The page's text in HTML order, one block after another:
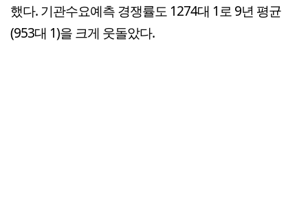
했다. 기관수요예측 경쟁률도 1274대 1로 9년 평균
(953대 1)을 크게 웃돌았다.